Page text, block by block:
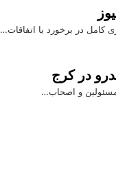
کامل در برخورد با اتفاقات…
در کرج
مسئولین و اصحاب…